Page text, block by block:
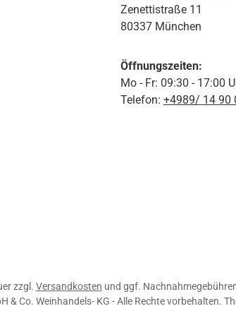
Zenettistraße 11
80337 München
Öffnungszeiten:
Mo - Fr: 09:30 - 17:00
Telefon: +4989/ 14 90
zzgl. Versandkosten und ggf.
& Co. Weinhandels- KG - Alle Rechte vorbehalten.